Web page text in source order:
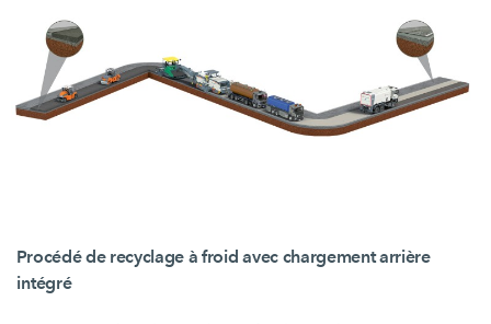
Procédé de recyclage à froid avec chargement arrière
intégré